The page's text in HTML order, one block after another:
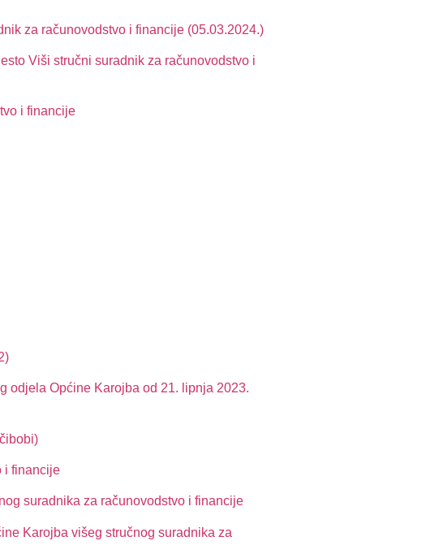
za računovodstvo i financije (05.03.2024.)
Viši stručni suradnik za računovodstvo i
i financije
odjela Općine Karojba od 21. lipnja 2023.
i financije
suradnika za računovodstvo i financije
Karojba višeg stručnog suradnika za